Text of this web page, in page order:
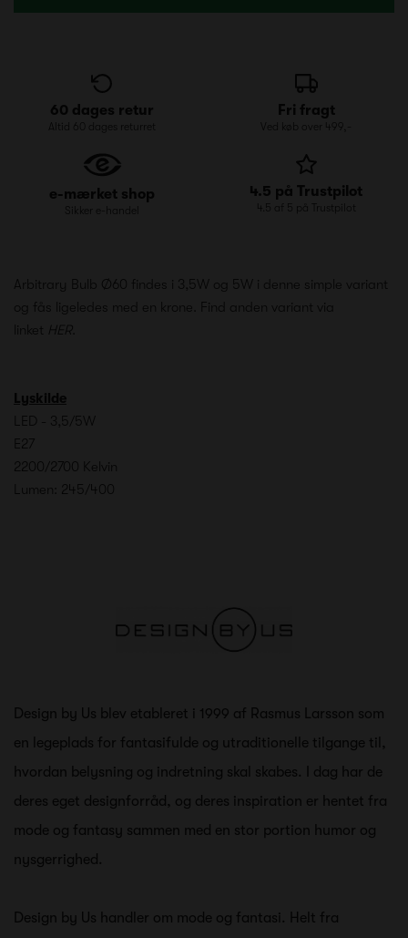
60 dages retur
Altid 60 dages returret
Fri fragt
Ved køb over 499,-
e-mærket shop
Sikker e-handel
4.5 på Trustpilot
4.5 af 5 på Trustpilot
Arbitrary Bulb Ø60 findes i 3,5W og 5W i denne simple variant
og fås ligeledes med en krone. Find anden variant via
linket HER.
Lyskilde
LED - 3,5/5W
E27
2200/2700 Kelvin
Lumen: 245/400
Design by Us blev etableret i 1999 af Rasmus Larsson som
en legeplads for fantasifulde og utraditionelle tilgange til,
hvordan belysning og indretning skal skabes. I dag har de
deres eget designforråd, og deres inspiration er hentet fra
mode og fantasy sammen med en stor portion humor og
nysgerrighed.
Design by Us handler om mode og fantasi. Helt fra